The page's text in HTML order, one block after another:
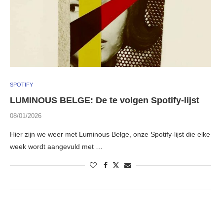
SPOTIFY
LUMINOUS BELGE: De te volgen Spotify-lijst
08/01/2026
Hier zijn we weer met Luminous Belge, onze Spotify-lijst die elke
week wordt aangevuld met …